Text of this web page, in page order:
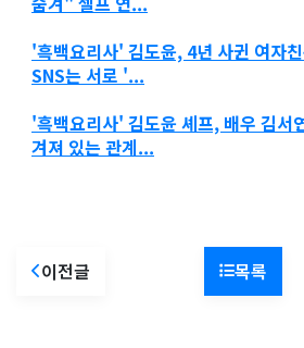
'흑백요리사' 김도윤, 4년 사귄 여자
SNS는 서로 '...
'흑백요리사' 김도윤 셰프, 배우 김서
겨져 있는 관계...
이전글 목록